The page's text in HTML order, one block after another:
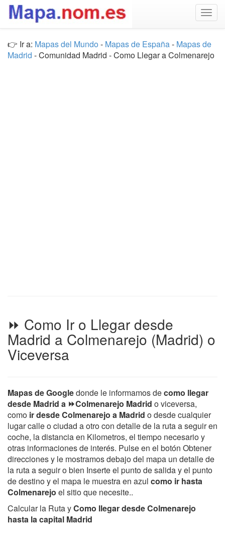
👉 Ir a: Mapas del Mundo - Mapas de España- Mapas de
Madrid - Comunidad Madrid - Como Llegar a Colmenarejo
⏩ Como Ir o Llegar desde
Madrid a Colmenarejo (Madrid) o
Viceversa
Mapas de Googledonde le informamos decomo llegar
desde Madrid a ⏩Colmenarejo Madrid o viceversa,
como ir desde Colmenarejo a Madrid o desde cualquier
lugar calle o ciudad a otro con detalle de la ruta a seguir en
coche, la distancia en Kilometros, el tiempo necesario y
otras informaciones de interés. Pulse en el botón Obtener
direcciones y le mostramos debajo del mapa un detalle de
la ruta a seguir o bien Inserte el punto de salida y el punto
de destino y el mapa le muestra en azul como ir hasta
Colmenarejo el sitio que necesite..
Calcular la Ruta yComo llegar desde Colmenarejo
hasta la capital Madrid